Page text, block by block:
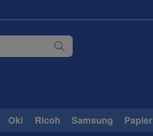
Oki Ricoh Samsung Papier